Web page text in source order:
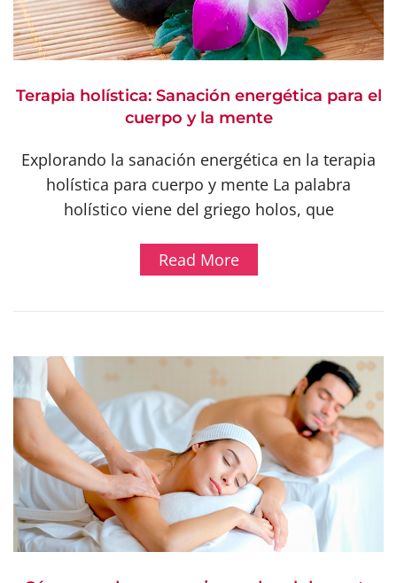
Terapia holística: Sanación energética para el
cuerpo y la mente
Explorando la sanación energética en la terapia
holística para cuerpo y mente La palabra
holístico viene del griego holos, que
Read More